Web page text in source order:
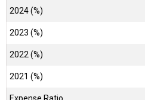
2024 (%)
2023 (%)
2022 (%)
2021 (%)